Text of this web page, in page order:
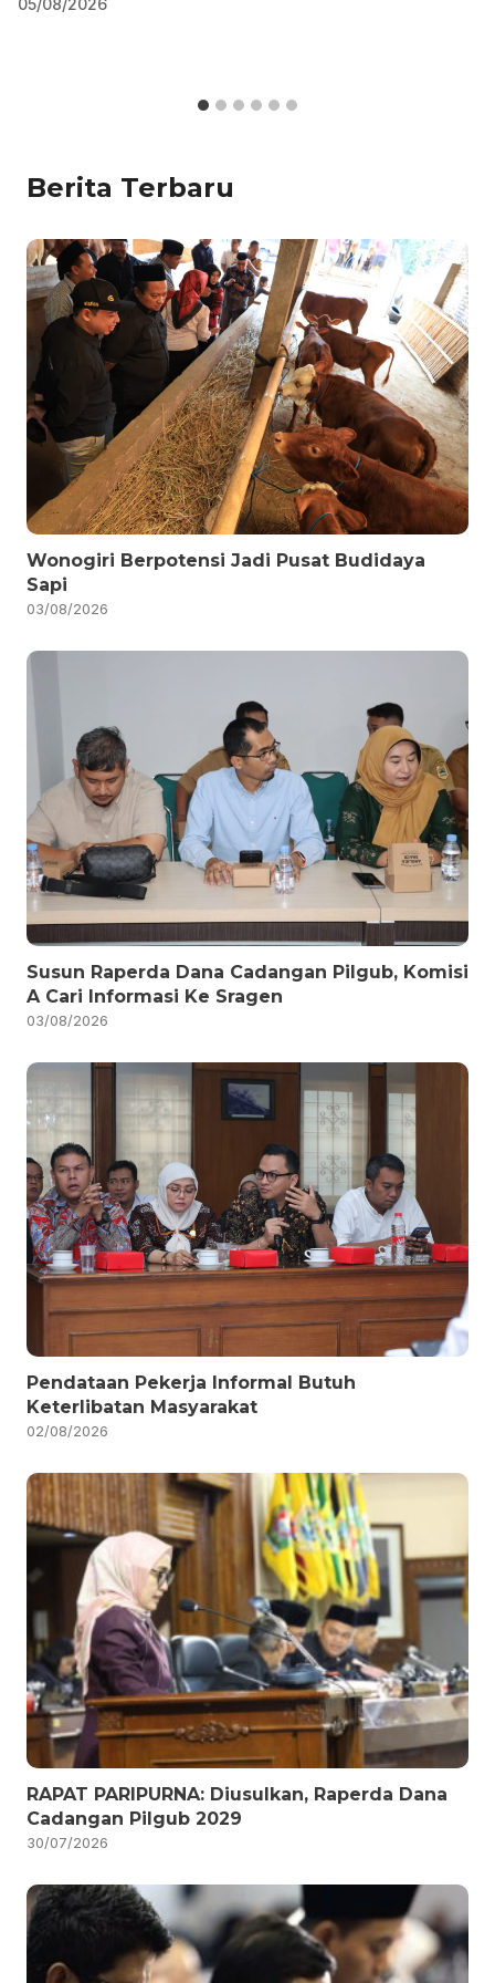
05/08/2026
Berita Terbaru
Wonogiri Berpotensi Jadi Pusat Budidaya
Sapi
03/08/2026
Susun Raperda Dana Cadangan Pilgub, Komisi
A Cari Informasi Ke Sragen
03/08/2026
Pendataan Pekerja Informal Butuh
Keterlibatan Masyarakat
02/08/2026
RAPAT PARIPURNA: Diusulkan, Raperda Dana
Cadangan Pilgub 2029
30/07/2026